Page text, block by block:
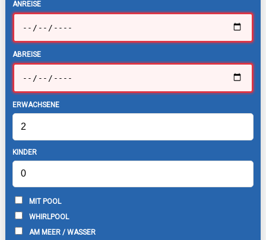
ANREISE
ABREISE
ERWACHSENE
KINDER
MIT POOL
WHIRLPOOL
AM MEER / WASSER